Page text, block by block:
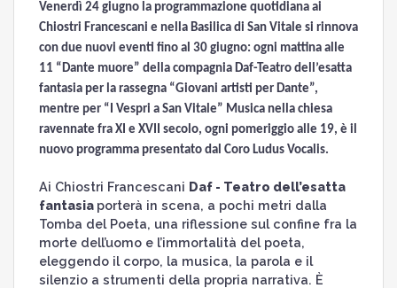
Venerdì 24 giugno la programmazione quotidiana ai
Chiostri Francescani e nella Basilica di San Vitale si rinnova
con due nuovi eventi fino al 30 giugno: ogni mattina alle
11 “Dante muore” della compagnia Daf-Teatro dell’esatta
fantasia per la rassegna “Giovani artisti per Dante”,
mentre per “I Vespri a San Vitale” Musica nella chiesa
ravennate fra XI e XVII secolo, ogni pomeriggio alle 19, è il
nuovo programma presentato dal Coro Ludus Vocalis.
Ai Chiostri Francescani Daf - Teatro dell’esatta
fantasia porterà in scena, a pochi metri dalla
Tomba del Poeta, una riflessione sul confine fra la
morte dell’uomo e l’immortalità del poeta,
eleggendo il corpo, la musica, la parola e il
silenzio a strumenti della propria narrativa. È